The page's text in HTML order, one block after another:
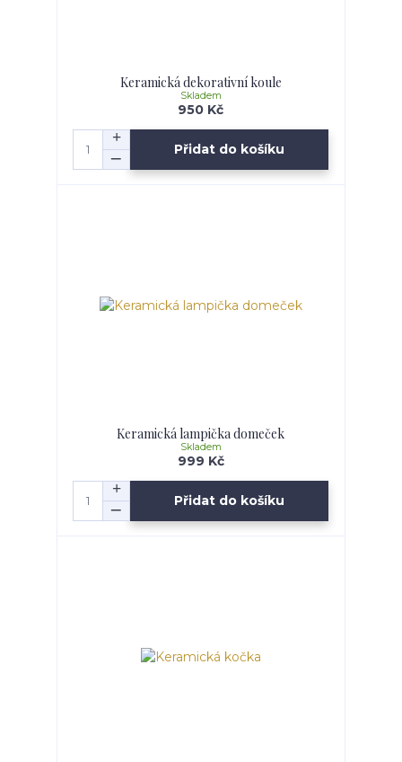
Keramická dekorativní koule
950 Kč
Skladem
Přidat do košíku
Keramická lampička domeček
999 Kč
Skladem
Přidat do košíku